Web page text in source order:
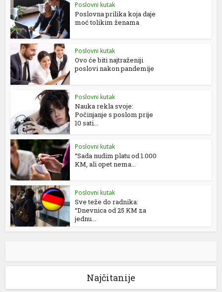
Poslovni kutak
Poslovna prilika koja daje
moć tolikim ženama
Poslovni kutak
Ovo će biti najtraženiji
poslovi nakon pandemije
Poslovni kutak
Nauka rekla svoje:
Počinjanje s poslom prije
10 sati...
Poslovni kutak
“Sada nudim platu od 1.000
KM, ali opet nema...
Poslovni kutak
Sve teže do radnika:
“Dnevnica od 25 KM za
jednu...
Najčitanije